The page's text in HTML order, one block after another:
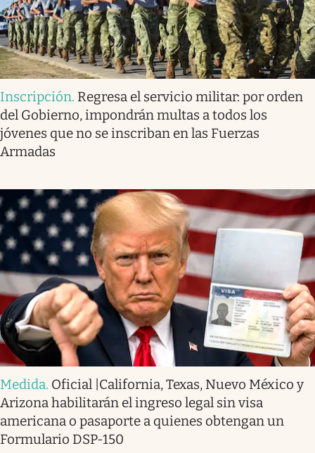
Inscripción. Regresa el servicio militar: por orden
del Gobierno, impondrán multas a todos los
jóvenes que no se inscriban en las Fuerzas
Armadas
Medida. Oficial |California, Texas, Nuevo México y
Arizona habilitarán el ingreso legal sin visa
americana o pasaporte a quienes obtengan un
Formulario DSP-150